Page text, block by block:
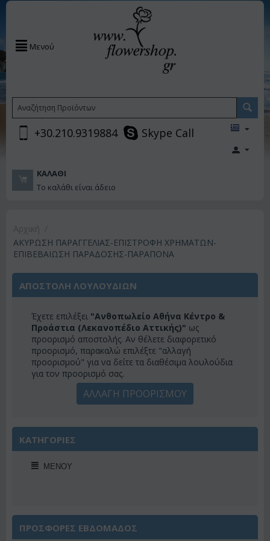
Μενού
+30.210.9319884 Skype Call
ΚΑΛΆΘΙ
Το καλάθι είναι άδειο
ΑΚΥΡΩΣΗ ΠΑΡΑΓΓΕΛΙΑΣ-ΕΠΙΣΤΡΟΦΗ ΧΡΗΜΑΤΩΝ-
ΕΠΙΒΕΒΑΙΩΣΗ ΠΑΡΑΔΟΣΗΣ-ΠΑΡΑΠΟΝΑ
ΑΠΟΣΤΟΛΗ ΛΟΥΛΟΥΔΙΩΝ
Έχετε επιλέξει "Ανθοπωλείο Αθήνα Κέντρο &
Προάστια (Λεκανοπέδιο Αττικής)" ως
προορισμό αποστολής. Αν θέλετε διαφορετικό
προορισμό, παρακαλώ επιλέξτε "αλλαγή
προορισμού" για να δείτε τα διαθέσιμα λουλούδια
για τον προορισμό σας.
ΑΛΛΑΓΗ ΠΡΟΟΡΙΣΜΟΥ
ΚΑΤΗΓΟΡΙΕΣ
ΜΕΝΟΎ
ΠΡΟΣΦΟΡΕΣ ΕΒΔΟΜΑΔΟΣ